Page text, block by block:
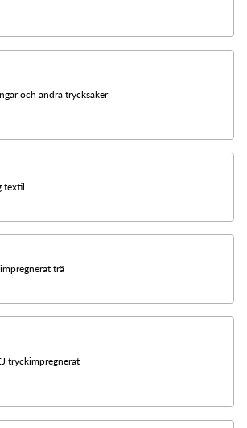
och andra trycksaker
textil
trä
tryckimpregnerat